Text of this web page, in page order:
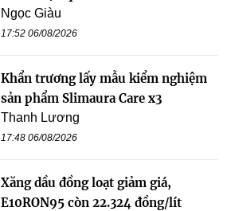
Ngọc Giàu
17:52 06/08/2026
Khẩn trương lấy mẫu kiểm nghiệm
sản phẩm Slimaura Care x3
Thanh Lương
17:48 06/08/2026
Xăng dầu đồng loạt giảm giá,
E10RON95 còn 22.324 đồng/lít